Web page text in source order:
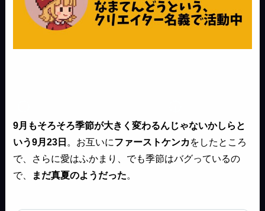
9月もそろそろ季節が大きく変わるんじゃないかしらと
いう9月23日 。お互いにファーストケンカをしたところ
で、さらに愛はふかまり、でも季節はバグっているの
で、
まだ真夏のようだった。